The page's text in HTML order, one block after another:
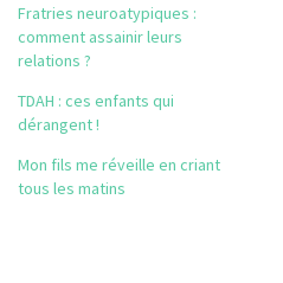
Fratries neuroatypiques :
comment assainir leurs
relations ?
TDAH : ces enfants qui
dérangent !
Mon fils me réveille en criant
tous les matins